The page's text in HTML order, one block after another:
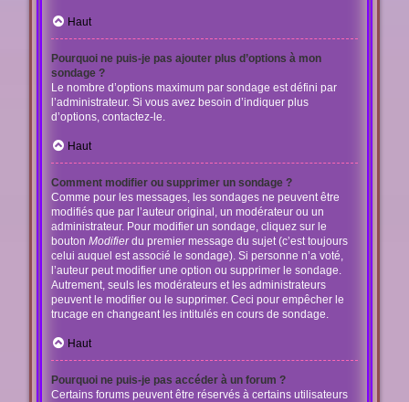
Haut
Pourquoi ne puis-je pas ajouter plus d’options à mon
sondage ?
Le nombre d’options maximum par sondage est défini par
l’administrateur. Si vous avez besoin d’indiquer plus
d’options, contactez-le.
Haut
Comment modifier ou supprimer un sondage ?
Comme pour les messages, les sondages ne peuvent être
modifiés que par l’auteur original, un modérateur ou un
administrateur. Pour modifier un sondage, cliquez sur le
bouton Modifierdu premier message du sujet (c’est toujours
celui auquel est associé le sondage). Si personne n’a voté,
l’auteur peut modifier une option ou supprimer le sondage.
Autrement, seuls les modérateurs et les administrateurs
peuvent le modifier ou le supprimer. Ceci pour empêcher le
trucage en changeant les intitulés en cours de sondage.
Haut
Pourquoi ne puis-je pas accéder à un forum ?
Certains forums peuvent être réservés à certains utilisateurs